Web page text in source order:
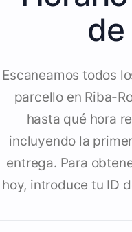
de
Escaneamos todos
parcello en Riba-
hasta qué hora
incluyendo la
entrega. Para
hoy, introduce tu ID